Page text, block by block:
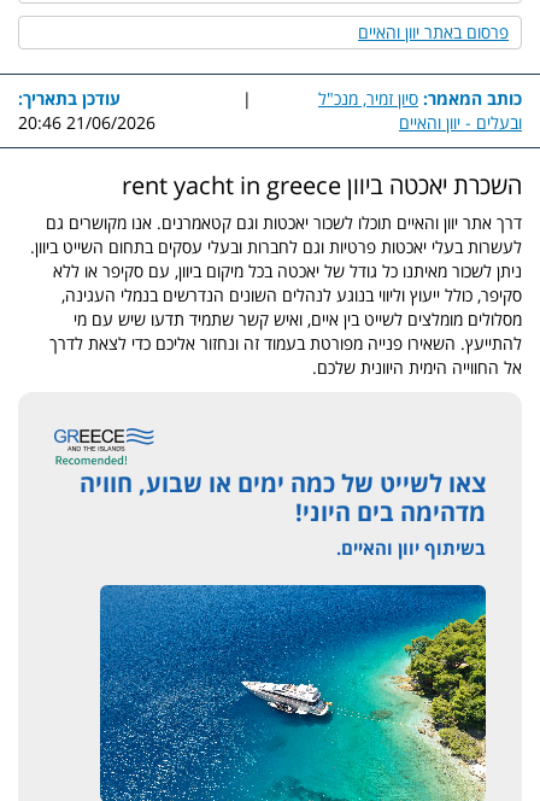
פרסום באתר יוון והאיים
כותב המאמר: סיון זמיר, מנכ"ל
ובעלים - יוון והאיים
|
עודכן בתאריך:
21/06/2026 20:46
השכרת יאכטה ביוון rent yacht in greece
דרך אתר יוון והאיים תוכלו לשכור יאכטות וגם קטאמרנים. אנו מקושרים גם
לעשרות בעלי יאכטות פרטיות וגם לחברות ובעלי עסקים בתחום השייט ביוון.
ניתן לשכור מאיתנו כל גודל של יאכטה בכל מיקום ביוון, עם סקיפר או ללא
סקיפר, כולל ייעוץ וליווי בנוגע לנהלים השונים הנדרשים בנמלי העגינה,
מסלולים מומלצים לשייט בין איים, ואיש קשר שתמיד תדעו שיש עם מי
להתייעץ. השאירו פנייה מפורטת בעמוד זה ונחזור אליכם כדי לצאת לדרך
אל החווייה הימית היוונית שלכם.
צאו לשייט של כמה ימים או שבוע, חוויה
מדהימה בים היוני!
בשיתוף יוון והאיים.